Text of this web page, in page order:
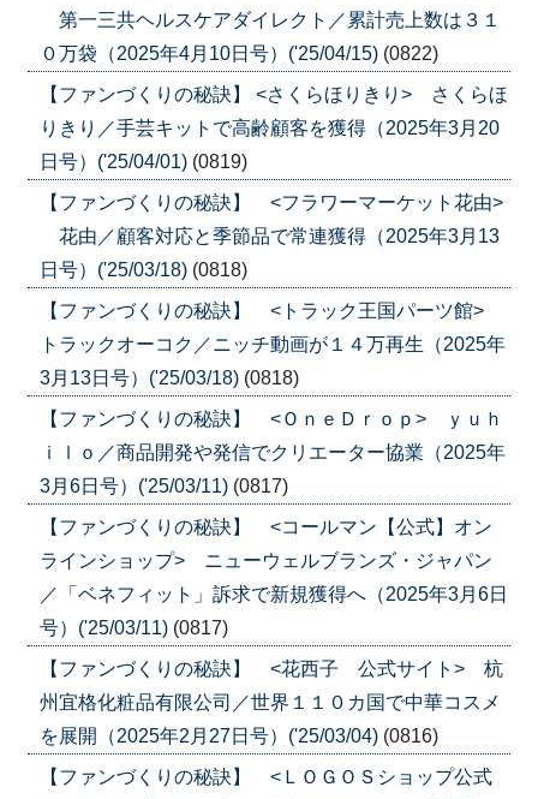
第一三共ヘルスケアダイレクト／累計売上数は３１
０万袋（2025年4月10日号）('25/04/15) (0822)
【ファンづくりの秘訣】 <さくらほりきり> さくらほ
りきり／手芸キットで高齢顧客を獲得（2025年3月20
日号）('25/04/01) (0819)
【ファンづくりの秘訣】 <フラワーマーケット花由>
花由／顧客対応と季節品で常連獲得（2025年3月13
日号）('25/03/18) (0818)
【ファンづくりの秘訣】 <トラック王国パーツ館>
トラックオーコク／ニッチ動画が１４万再生（2025年
3月13日号）('25/03/18) (0818)
【ファンづくりの秘訣】 <ＯｎｅＤｒｏｐ> ｙｕｈ
ｉｌｏ／商品開発や発信でクリエーター協業（2025年
3月6日号）('25/03/11) (0817)
【ファンづくりの秘訣】 <コールマン【公式】オン
ラインショップ> ニューウェルブランズ・ジャパン
／「ベネフィット」訴求で新規獲得へ（2025年3月6日
号）('25/03/11) (0817)
【ファンづくりの秘訣】 <花西子 公式サイト> 杭
州宜格化粧品有限公司／世界１１０カ国で中華コスメ
を展開（2025年2月27日号）('25/03/04) (0816)
【ファンづくりの秘訣】 <ＬＯＧＯＳショップ公式